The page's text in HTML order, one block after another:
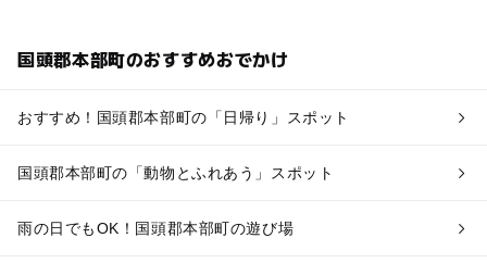
国頭郡本部町のおすすめおでかけ
おすすめ！国頭郡本部町の「日帰り」スポット
国頭郡本部町の「動物とふれあう」スポット
雨の日でもOK！国頭郡本部町の遊び場